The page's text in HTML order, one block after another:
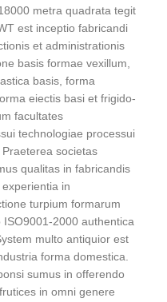
metra quadrata tegit
est inceptio fabricandi
et administrationis
basis formae vexillum,
basis, forma
eiectis basi et frigido-
facultates
technologiae processui
societas
qualitas in fabricandis
in
turpium formarum
2000 authentica
multo antiquior est
forma domestica.
sumus in offerendo
in omni genere